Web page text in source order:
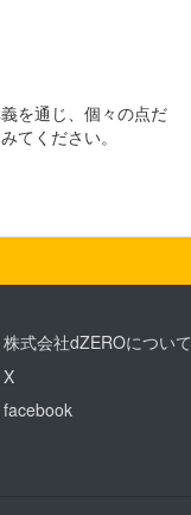
を通じ、個々の点だ
てください。
株式会社dZEROについて
X
facebook